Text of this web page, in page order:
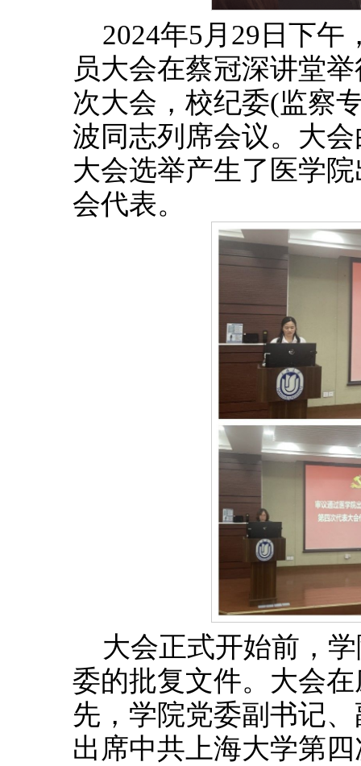
2024年5月29日下
员大会在蔡冠深讲堂
次大会，校纪委(监察
波同志列席会议。大
大会选举产生了医学
会代表。
大会正式开始前，
委的批复文件。大会
先，学院党委副书记
出席中共上海大学第